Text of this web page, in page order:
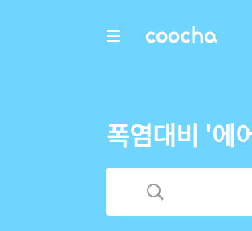
COOCHA
폭염대비 '에